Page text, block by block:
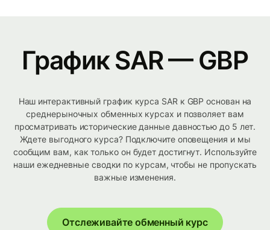
График SAR — GBP
Наш интерактивный график курса SAR к GBP основан на
среднерыночных обменных курсах и позволяет вам
просматривать исторические данные давностью до 5 лет.
Ждете выгодного курса? Подключите оповещения и мы
сообщим вам, как только он будет достигнут. Используйте
наши ежедневные сводки по курсам, чтобы не пропускать
важные изменения.
Отслеживайте обменный курс